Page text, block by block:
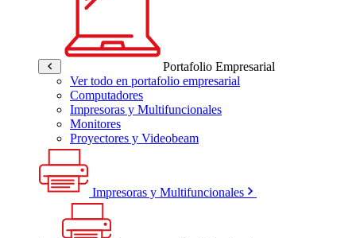
Portafolio Empresarial
Ver todo en portafolio empresarial
Computadores
Impresoras y Multifuncionales
Monitores
Proyectores y Videobeam
Impresoras y Multifuncionales